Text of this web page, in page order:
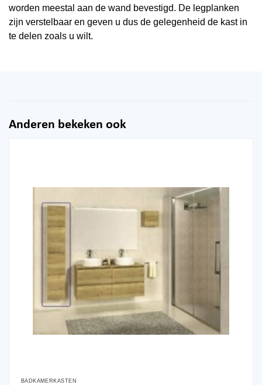
worden meestal aan de wand bevestigd. De legplanken
zijn verstelbaar en geven u dus de gelegenheid de kast in
te delen zoals u wilt.
Anderen bekeken ook
BADKAMERKASTEN